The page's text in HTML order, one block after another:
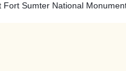
Sumter National